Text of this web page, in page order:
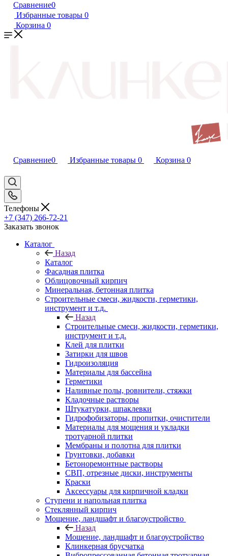
Сравнение0
Избранные товары 0
Корзина 0
Сравнение0 Избранные товары 0 Корзина 0
Телефоны
+7 (347) 266-72-21
Заказать звонок
Каталог
Назад
Каталог
Фасадная плитка
Облицовочный кирпич
Минеральная, бетонная плитка
Строительные смеси, жидкости, герметики,
инструмент и т.д.
Назад
Строительные смеси, жидкости, герметики,
инструмент и т.д.
Клей для плитки
Затирки для швов
Гидроизоляция
Материалы для бассейна
Герметики
Наливные полы, ровнители, стяжки
Кладочные растворы
Штукатурки, шпаклевки
Гидрофобизаторы, пропитки, очистители
Материалы для мощения и укладки
тротуарной плитки
Мембраны и полотна для плитки
Грунтовки, добавки
Бетоноремонтные растворы
СВП, отрезные диски, инструменты
Краски
Аксессуары для кирпичной кладки
Ступени и напольная плитка
Cтеклянный кирпич
Мощение, ландшафт и благоустройство
Назад
Мощение, ландшафт и благоустройство
Клинкерная брусчатка